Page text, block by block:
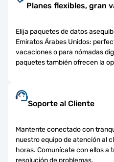
Planes flexibles, gran
Elija paquetes de datos
Emiratos Árabes Unidos:
vacaciones o para nómadas
paquetes también ofrecen la
Soporte al Cliente
Mantente conectado con
nuestro equipo de atención al
horas. Comunícate con ellos a
resolución de problemas.